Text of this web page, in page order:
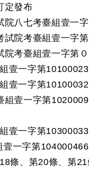
定發布
八七考臺組壹一
院考臺組壹一字
考臺組壹一字第
壹一字第
壹一字第
壹一字第
壹一字第
一字第
條、第20條、第